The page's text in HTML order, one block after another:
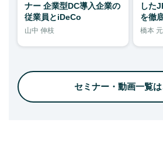
ナー 企業型DC導入企業の
従業員とiDeCo
山中 伸枝
した
を徹
橋本
セミナー・動画一覧